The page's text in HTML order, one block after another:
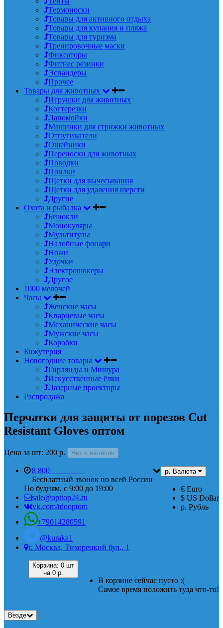
Термоноски
Товары для активного отдыха
Товары для купания и пляжа
Товары для туризма
Тренировочные маски
Фиксаторы
Фитнес резинки
Эспандеры
Прочее
Товары для животных
Игрушки для животных
Когтерезки
Лапомойки
Машинки для стрижки животных
Отпугиватели
Ошейники
Переноски для животных
Поводки
Поилки
Щетки для вычесывания
Щетки для удаления шерсти
Другие
Охота и рыбалка
Бинокли
Монокуляры
Мультитулы
Налобные фонари
Ножи
Удочки
Электрошокеры
Другое
1000 мелочей
Часы
Женские часы
Кварцевые часы
Механические часы
Мужские часы
Коробки
Бижутерия
Новогодние товары
Гирлянды и Мишура
Искусственные ёлки
Лазерные проекторы
Распродажа
Перчатки для защиты от порезов Cut
Resistant Gloves оптом
Цена за шт: 200 р. Нет в наличии
р. Валюта
€ Euro
$ US Dollar
р. Рубль
8 800
Бесплатный звонок по всей России
По будням, с 9:00 до 19:00
sale@opttop24.ru
vk.com/tdooptom
+79014280591
@kuraka1
г. Москва, Тихорецкий бул., 1
Корзина: 0 шт
на 0 р.
В корзине сейчас пусто :(
Самое время положить туда что-то!
Везде